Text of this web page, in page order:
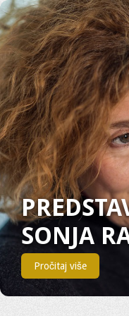
SONJA
Pročitaj više